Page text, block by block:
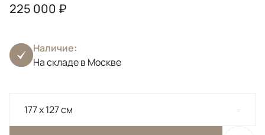
225 000 ₽
Наличие:
На складе в Москве
177 x 127 см